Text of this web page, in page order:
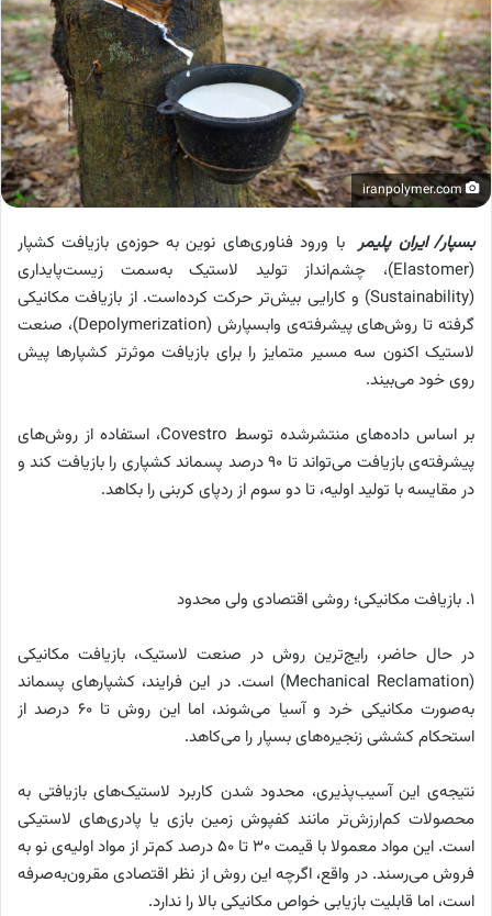
iranpolymer.com
بسپار/ ایران پلیمربا ورود فناوری‌های نوین به حوزه‌‌ی بازیافت کشپار
(Elastomer)، چشم‌انداز تولید لاستیک به‌سمت زیست‌پایداری
(Sustainability) و کارایی بیش‌تر حرکت کرده‌است. از بازیافت مکانیکی
گرفته تا روش‌های پیشرفته‌ی وابسپارش (Depolymerization)، صنعت
لاستیک اکنون سه مسیر متمایز را برای بازیافت موثرتر کشپارها پیش
روی خود می‌بیند.
بر اساس داده‌های منتشرشده توسط Covestro، استفاده از روش‌های
پیشرفته‌‌ی بازیافت می‌تواند تا ۹۰ درصد پسماند کشپاری را بازیافت کند و
در مقایسه با تولید اولیه، تا دو سوم از ردپای کربنی را بکاهد.
۱. بازیافت مکانیکی؛ روشی اقتصادی ولی محدود
در حال حاضر، رایج‌ترین روش در صنعت لاستیک، بازیافت مکانیکی
(Mechanical Reclamation) است. در این فرایند، کشپارهای پسماند
به‌صورت مکانیکی خرد و آسیا می‌شوند، اما این روش تا ۶۰ درصد از
استحکام کششی زنجیره‌های بسپار را می‌کاهد.
نتیجه‌‌ی این آسیب‌پذیری، محدود شدن کاربرد لاستیک‌های بازیافتی به
محصولات کم‌ارزش‌تر مانند کفپوش زمین بازی یا پادری‌های لاستیکی
است. این مواد معمولا با قیمت ۳۰ تا ۵۰ درصد کم‌تر از مواد اولیه‌‌ی نو به
فروش می‌رسند. در واقع، اگرچه این روش از نظر اقتصادی مقرون‌به‌صرفه
است، اما قابلیت بازیابی خواص مکانیکی بالا را ندارد.